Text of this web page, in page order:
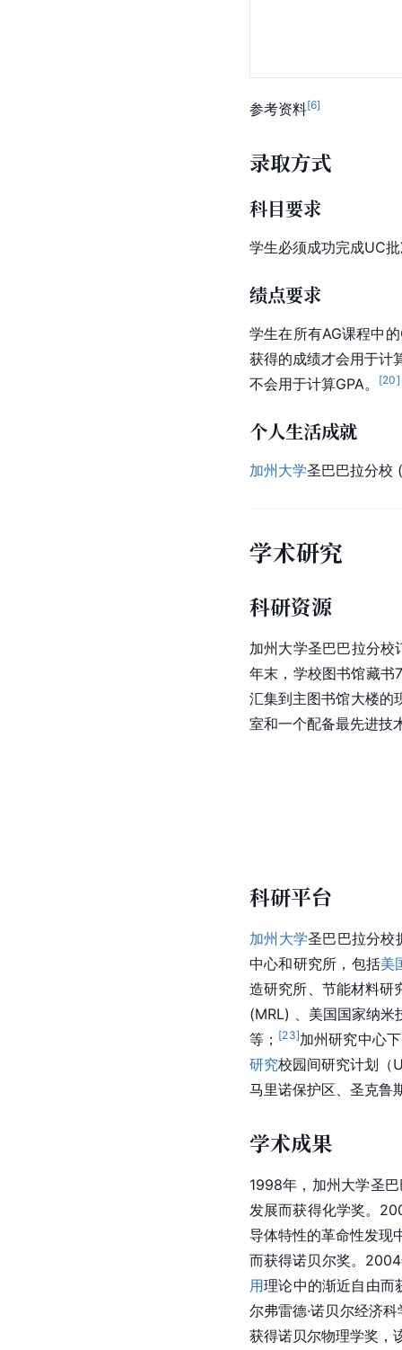
参考资料[6]
录取方式
科目要求
学生必须成功完成UC
绩点要求
学生在所有AG课程中
获得的成绩才会用于计
不会用于计算GPA。
[20]
个人生活成就
加州大学圣巴巴拉分校
学术研究
科研资源
加州大学圣巴巴拉分校
年末，学校图书馆藏
汇集到主图书馆大楼的
室和一个配备最先进技
科研平台
加州大学圣巴巴拉分校
中心和研究所，包括美
造研究所、节能材料研
(MRL) 、美国国家纳
等； [23]加州研究中心
研究校园间研究计划（
马里诺保护区、圣克鲁
学术成果
1998年，加州大学圣
发展而获得化学奖。
导体特性的革命性发现
而获得诺贝尔奖。
用理论中的渐近自由而
尔弗雷德·诺贝尔经济
获得诺贝尔物理学奖，